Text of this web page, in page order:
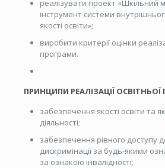
реалізувати проект «Шкільний
інструмент системи
якості освіти»;
виробити критерії оцінки
програми.
ПРИНЦИПИ РЕАЛІЗАЦІЇ
забезпечення якості освіти та
діяльності;
забезпечення рівного доступу
дискримінації за будь-якими
за ознакою інвалідності;